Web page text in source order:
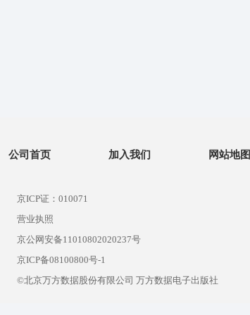
公司首页 加入我们 网站地图
京ICP证：010071
营业执照
京公网安备11010802020237号
京ICP备08100800号-1
©北京万方数据股份有限公司 万方数据电子出版社